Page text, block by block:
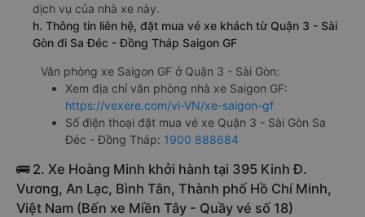
dịch vụ của nhà xe này.
h. Thông tin liên hệ, đặt mua vé xe khách từ Quận 3 - Sài
Gòn đi Sa Đéc - Đồng Tháp Saigon GF
Văn phòng xe Saigon GF ở Quận 3 - Sài Gòn:
Xem địa chỉ văn phòng nhà xe Saigon GF:
https://vexere.com/vi-VN/xe-saigon-gf
Số điện thoại đặt mua vé xe Quận 3 - Sài Gòn Sa
Đéc - Đồng Tháp: 1900 888684
🚌 2. Xe Hoàng Minh khởi hành tại 395 Kinh Đ.
Vương, An Lạc, Bình Tân, Thành phố Hồ Chí Minh,
Việt Nam (Bến xe Miền Tây - Quầy vé số 18)